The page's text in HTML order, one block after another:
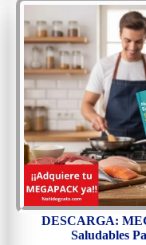
DESCARGA:
Saludables